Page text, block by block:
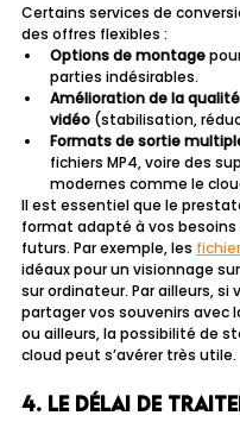
Certains services de
des offres flexibles :
Options de montage
parties indésirables.
Amélioration de la qualité
vidéo (stabilisation,
Formats de sortie
fichiers MP4, voire des
modernes comme le
Il est essentiel que le
format adapté à vos
futurs. Par exemple, les
idéaux pour un visionnage
sur ordinateur. Par ailleurs, si
partager vos souvenirs avec
ou ailleurs, la possibilité de
cloud peut s’avérer très utile.
4. Le délai de